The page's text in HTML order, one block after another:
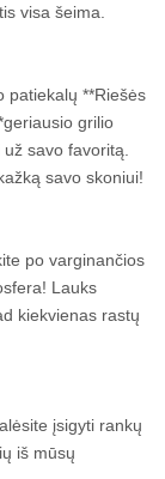
visa šeima.
patiekalų **Riešės
grilio
savo favoritą.
savo skoniui!
po varginančios
Lauks
kiekvienas rastų
įsigyti rankų
iš mūsų